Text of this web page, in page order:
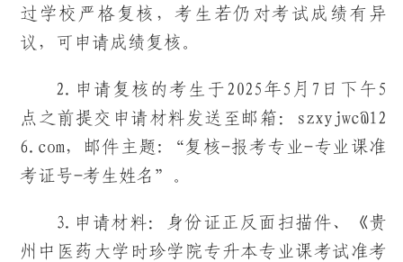
过学校严格复核，考生若仍对考试成绩有异
议，可申请成绩复核。
2.申请复核的考生于2025年5月7日下午5
点之前提交申请材料发送至邮箱：szxyjwc@12
6.com，邮件主题:“复核-报考专业-专业课准
考证号-考生姓名”。
3.申请材料：身份证正反面扫描件、《贵
州中医药大学时珍学院专升本专业课考试准考